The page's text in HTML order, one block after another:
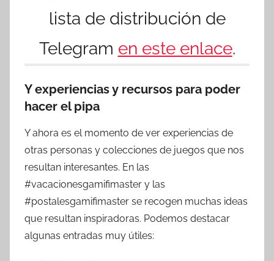
lista de distribución de
Telegram en este enlace.
Y experiencias y recursos para poder
hacer el pipa
Y ahora es el momento de ver experiencias de
otras personas y colecciones de juegos que nos
resultan interesantes. En las
#vacacionesgamifimaster y las
#postalesgamifimaster se recogen muchas ideas
que resultan inspiradoras. Podemos destacar
algunas entradas muy útiles: